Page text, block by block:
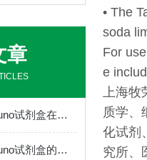
章
加拿大AffinityImmuno试剂盒在药物基因组学中扮演着重要角色
加拿大AffinityImmuno试剂盒的类型繁多
• The
soda
For
e
上海牧
质学、
化试剂
究所、